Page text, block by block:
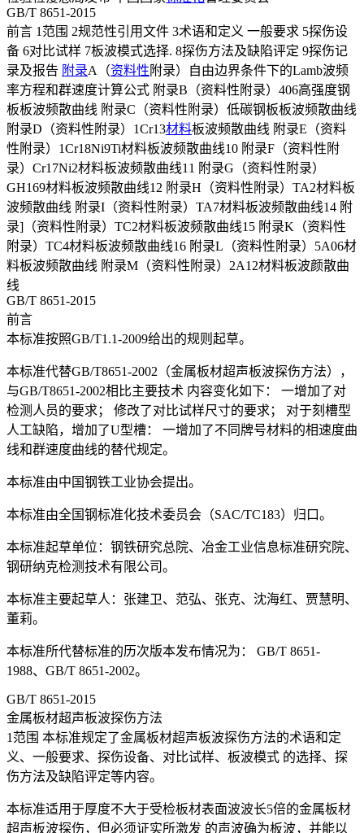
GB/T 8651-2015
前言 1范围 2规范性引用文件 3术语和定义 一般要求 5探伤设
备 6对比试样 7板波模式选择. 8探伤方法及缺陷评定 9探伤记
录及报告 附录A（资料性 附录）自由边界条件下的Lamb波频
率方程和群速度计算公式 附录B（资料性附录）406高强度钢
板板波频散曲线 附录C（资料性附录）低碳钢板板波频散曲线
附录D（资料性附录）1Cr13材料板波频散曲线 附录E（资料
性附录）1Cr18Ni9Ti材料板波频散曲线10 附录F（资料性附
录）Cr17Ni2材料板波频散曲线11 附录G（资料性附录）
GH169材料板波频散曲线12 附录H（资料性附录）TA2材料板
波频散曲线 附录I（资料性附录）TA7材料板波频散曲线14 附
录]（资料性附录）TC2材料板波频散曲线15 附录K（资料性
附录）TC4材料板波频散曲线16 附录L（资料性附录）5A06材
料板波频散曲线 附录M（资料性附录）2A12材料板波颜散曲
线
GB/T 8651-2015
前言
本标准按照GB/T1.1-2009给出的规则起草。
本标准代替GB/T8651-2002（金属板材超声板波探伤方法），
与GB/T8651-2002相比主要技术 内容变化如下： 一增加了对
检测人员的要求； 修改了对比试样尺寸的要求； 对于刻槽型
人工缺陷，增加了U型槽： 一增加了不同牌号材料的相速度曲
线和群速度曲线的替代规定。
本标准由中国钢铁工业协会提出。
本标准由全国钢标准化技术委员会（SAC/TC183）归口。
本标准起草单位：钢铁研究总院、冶金工业信息标准研究院、
钢研纳克检测技术有限公司。
本标准主要起草人：张建卫、范弘、张克、沈海红、贾慧明、
董莉。
本标准所代替标准的历次版本发布情况为： GB/T 8651-
1988、GB/T 8651-2002。
GB/T 8651-2015
金属板材超声板波探伤方法
1范围 本标准规定了金属板材超声板波探伤方法的术语和定
义、一般要求、探伤设备、对比试样、板波模式 的选择、探
伤方法及缺陷评定等内容。
本标准适用于厚度不大于受检板材表面波波长5倍的金属板材
超声板波探伤，但必须证实所激发 的声波确为板波，并能以